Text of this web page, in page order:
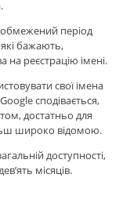
обмежений період
які бажають,
на реєстрацію імені.
свої імена
сподівається,
достатньо для
широко відомою.
доступності,
місяців.